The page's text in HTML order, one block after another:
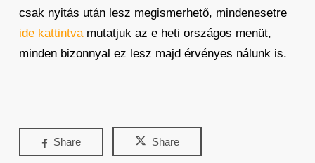
csak nyitás után lesz megismerhető, mindenesetre
ide kattintvamutatjuk az e heti országos menüt,
minden bizonnyal ez lesz majd érvényes nálunk is.
Share Share